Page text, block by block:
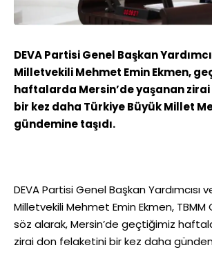
DEVA Partisi Genel Başkan
Milletvekili Mehmet Emin Ekmen,
haftalarda Mersin’de yaşanan
bir kez daha Türkiye Büyük Millet
gündemine taşıdı.
DEVA Partisi Genel Başkan Yardımcısı
Milletvekili Mehmet Emin Ekmen,
söz alarak, Mersin’de geçtiğimiz
zirai don felaketini bir kez daha